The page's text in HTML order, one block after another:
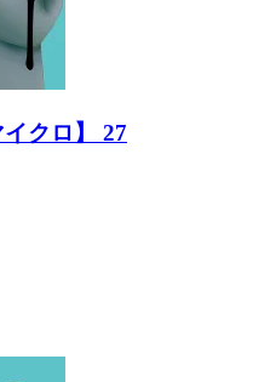
クロ】 27